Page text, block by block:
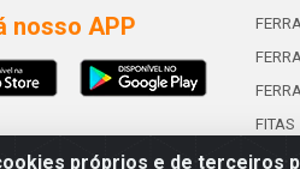
próprios e de terceiros
nosso APP
FITAS